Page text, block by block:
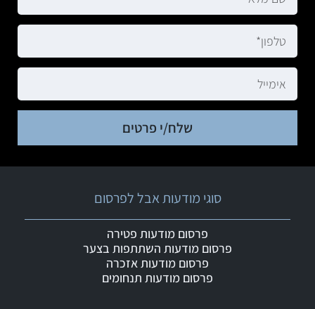
שלח/י פרטים
סוגי מודעות אבל לפרסום
פרסום מודעות פטירה
פרסום מודעות השתתפות בצער
פרסום מודעות אזכרה
פרסום מודעות תנחומים